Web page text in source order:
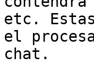
etc.
el
chat.